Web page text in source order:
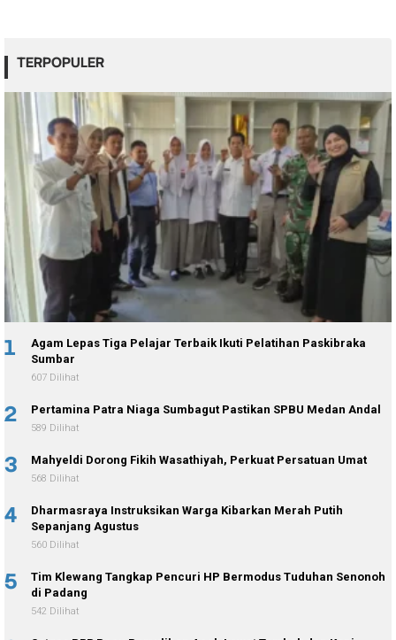
TERPOPULER
1
Agam Lepas Tiga Pelajar Terbaik Ikuti Pelatihan Paskibraka
Sumbar
607 Dilihat
2 Pertamina Patra Niaga Sumbagut Pastikan SPBU Medan Andal
589 Dilihat
3 Mahyeldi Dorong Fikih Wasathiyah, Perkuat Persatuan Umat
568 Dilihat
4
Dharmasraya Instruksikan Warga Kibarkan Merah Putih
Sepanjang Agustus
560 Dilihat
5
Tim Klewang Tangkap Pencuri HP Bermodus Tuduhan Senonoh
di Padang
542 Dilihat